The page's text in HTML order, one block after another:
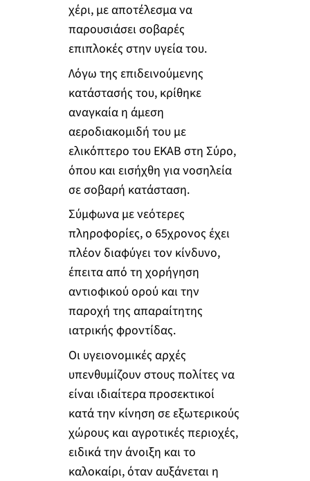
χέρι, με αποτέλεσμα να
παρουσιάσει σοβαρές
επιπλοκές στην υγεία του.
Λόγω της επιδεινούμενης
κατάστασής του, κρίθηκε
αναγκαία η άμεση
αεροδιακομιδή του με
ελικόπτερο του ΕΚΑΒ στη Σύρο,
όπου και εισήχθη για νοσηλεία
σε σοβαρή κατάσταση.
Σύμφωνα με νεότερες
πληροφορίες, ο 65χρονος έχει
πλέον διαφύγει τον κίνδυνο,
έπειτα από τη χορήγηση
αντιοφικού ορού και την
παροχή της απαραίτητης
ιατρικής φροντίδας.
Οι υγειονομικές αρχές
υπενθυμίζουν στους πολίτες να
είναι ιδιαίτερα προσεκτικοί
κατά την κίνηση σε εξωτερικούς
χώρους και αγροτικές περιοχές,
ειδικά την άνοιξη και το
καλοκαίρι, όταν αυξάνεται η